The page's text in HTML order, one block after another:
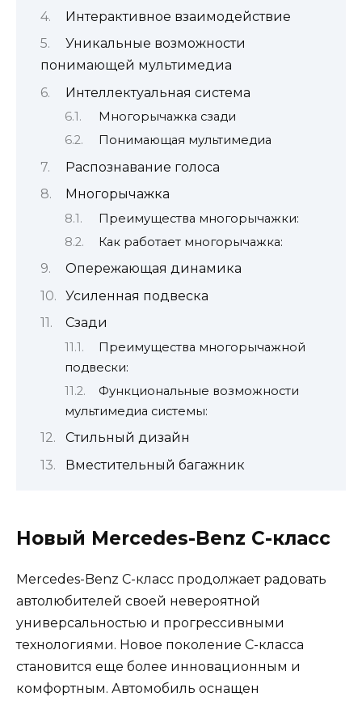
Интерактивное взаимодействие
Уникальные возможности
понимающей мультимедиа
Интеллектуальная система
Многорычажка сзади
Понимающая мультимедиа
Распознавание голоса
Многорычажка
Преимущества многорычажки:
Как работает многорычажка:
Опережающая динамика
Усиленная подвеска
Сзади
Преимущества многорычажной
подвески:
Функциональные возможности
мультимедиа системы:
Стильный дизайн
Вместительный багажник
Новый Mercedes-Benz C-класс
Mercedes-Benz C-класс продолжает радовать
автолюбителей своей невероятной
универсальностью и прогрессивными
технологиями. Новое поколение C-класса
становится еще более инновационным и
комфортным. Автомобиль оснащен